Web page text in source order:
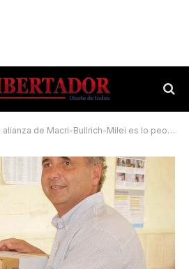
de Macri-Bullrich-Milei es lo peor que hay»